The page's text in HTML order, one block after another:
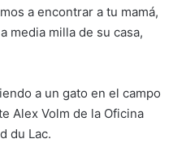
a encontrar a tu mamá,
media milla de su casa,
a un gato en el campo
Alex Volm de la Oficina
du Lac.